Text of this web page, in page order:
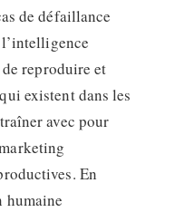
de défaillance
reproduire et
existent dans les
avec pour
En
humaine